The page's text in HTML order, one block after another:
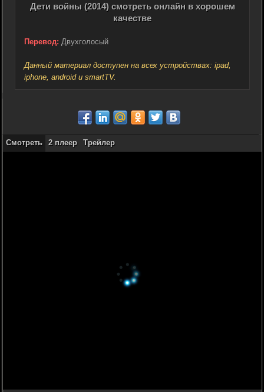
Дети войны (2014) смотреть онлайн в хорошем
качестве
Перевод: Двухголосый
Данный материал доступен на всех устройствах: ipad,
iphone, android и smartTV.
Смотреть 2 плеер Трейлер